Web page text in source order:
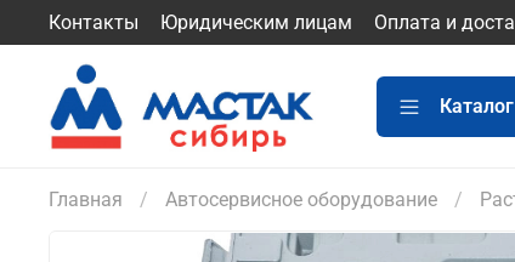
Контакты Юридическим лицам Оплата и
Каталог
Главная Автосервисное оборудование